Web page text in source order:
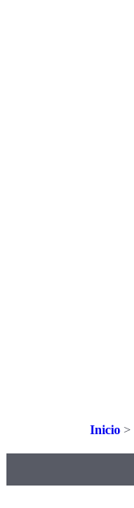
Inicio >